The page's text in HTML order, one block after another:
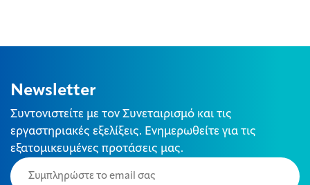
Newsletter
Συντονιστείτε με τον Συνεταιρισμό και τις
εργαστηριακές εξελίξεις. Ενημερωθείτε για τις
εξατομικευμένες προτάσεις μας.
Email
(Required)